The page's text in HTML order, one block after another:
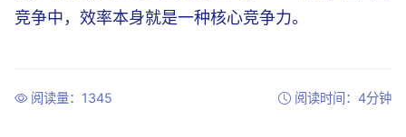
竞争中，效率本身就是一种核心竞争力。
阅读量：1345 阅读时间：4分钟